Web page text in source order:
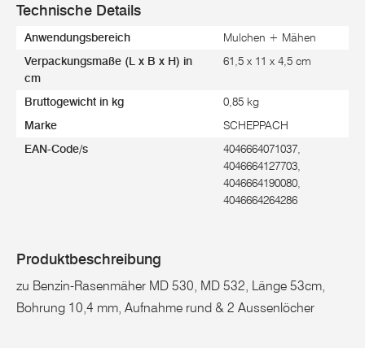
Technische Details
Anwendungsbereich Mulchen + Mähen
Verpackungsmaße (L x B x H) in
cm
61,5 x 11 x 4,5 cm
Bruttogewicht in kg 0,85 kg
Marke SCHEPPACH
EAN-Code/s
4046664071037,
4046664127703,
4046664190080,
4046664264286
Produktbeschreibung
zu Benzin-Rasenmäher MD 530, MD 532, Länge 53cm,
Bohrung 10,4 mm, Aufnahme rund & 2 Aussenlöcher